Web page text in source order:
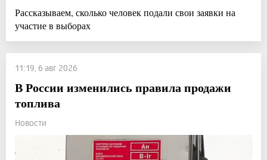
Рассказываем, сколько человек подали свои заявки на
участие в выборах
11:19, 6 авг 2026
В России изменились правила продажи
топлива
Новости